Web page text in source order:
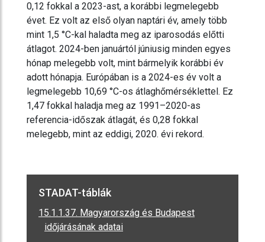
0,12 fokkal a 2023-ast, a korábbi legmelegebb
évet. Ez volt az első olyan naptári év, amely több
mint 1,5 °C-kal haladta meg az iparosodás előtti
átlagot. 2024-ben januártól júniusig minden egyes
hónap melegebb volt, mint bármelyik korábbi év
adott hónapja. Európában is a 2024-es év volt a
legmelegebb 10,69 °C-os átlaghőmérséklettel. Ez
1,47 fokkal haladja meg az 1991–2020-as
referencia-időszak átlagát, és 0,28 fokkal
melegebb, mint az eddigi, 2020. évi rekord.
STADAT-táblák
15.1.1.37. Magyarország és Budapest
időjárásának adatai